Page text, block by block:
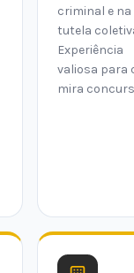
criminal e na
tutela
Experiência
valiosa para
mira